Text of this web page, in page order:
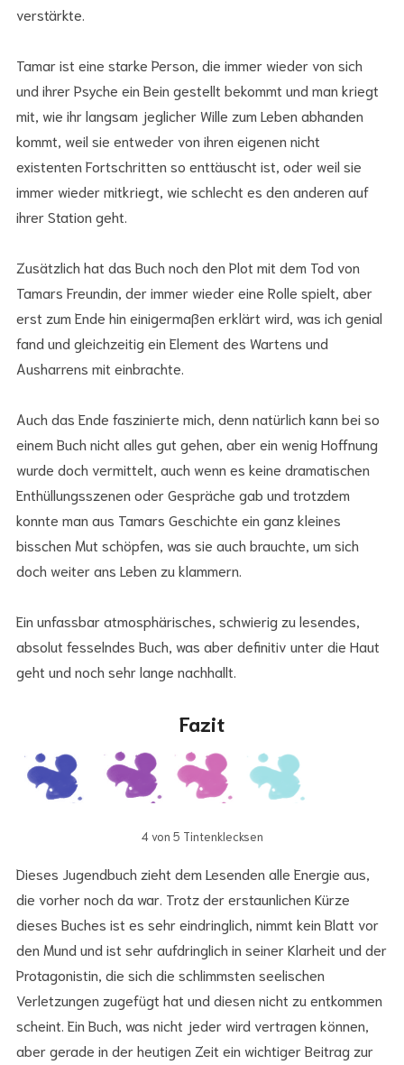
verstärkte.
Tamar ist eine starke Person, die immer wieder von sich
und ihrer Psyche ein Bein gestellt bekommt und man kriegt
mit, wie ihr langsam jeglicher Wille zum Leben abhanden
kommt, weil sie entweder von ihren eigenen nicht
existenten Fortschritten so enttäuscht ist, oder weil sie
immer wieder mitkriegt, wie schlecht es den anderen auf
ihrer Station geht.
Zusätzlich hat das Buch noch den Plot mit dem Tod von
Tamars Freundin, der immer wieder eine Rolle spielt, aber
erst zum Ende hin einigermaßen erklärt wird, was ich genial
fand und gleichzeitig ein Element des Wartens und
Ausharrens mit einbrachte.
Auch das Ende faszinierte mich, denn natürlich kann bei so
einem Buch nicht alles gut gehen, aber ein wenig Hoffnung
wurde doch vermittelt, auch wenn es keine dramatischen
Enthüllungsszenen oder Gespräche gab und trotzdem
konnte man aus Tamars Geschichte ein ganz kleines
bisschen Mut schöpfen, was sie auch brauchte, um sich
doch weiter ans Leben zu klammern.
Ein unfassbar atmosphärisches, schwierig zu lesendes,
absolut fesselndes Buch, was aber definitiv unter die Haut
geht und noch sehr lange nachhallt.
Fazit
4 von 5 Tintenklecksen
Dieses Jugendbuch zieht dem Lesenden alle Energie aus,
die vorher noch da war. Trotz der erstaunlichen Kürze
dieses Buches ist es sehr eindringlich, nimmt kein Blatt vor
den Mund und ist sehr aufdringlich in seiner Klarheit und der
Protagonistin, die sich die schlimmsten seelischen
Verletzungen zugefügt hat und diesen nicht zu entkommen
scheint. Ein Buch, was nicht jeder wird vertragen können,
aber gerade in der heutigen Zeit ein wichtiger Beitrag zur